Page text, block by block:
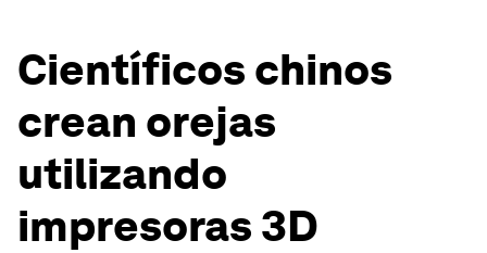
Científicos chinos
crean orejas
utilizando
impresoras 3D